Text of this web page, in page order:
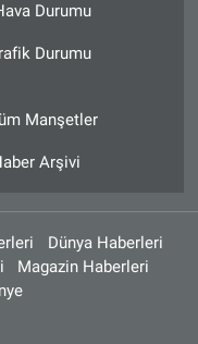
Durumu
Durumu
Manşetler
Arşivi
Dünya Haberleri
Magazin Haberleri